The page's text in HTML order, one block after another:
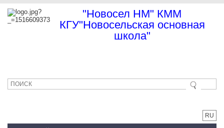
"Новосел НМ" КММ
КГУ"Новосельская основная
школа"
RU